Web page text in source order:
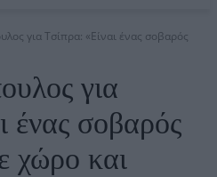
για Τσίπρα: «Είναι ένας σοβαρός
για
ένας σοβαρός
χώρο και